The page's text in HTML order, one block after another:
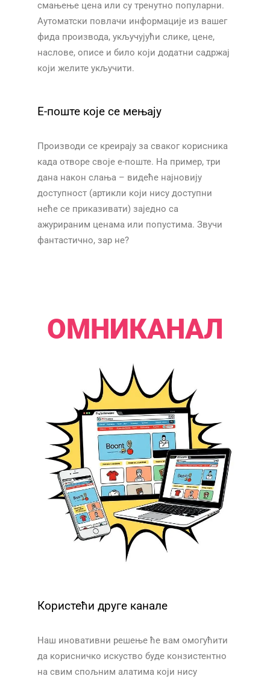
смањење цена или су тренутно популарни.
Аутоматски повлачи информације из вашег
фида производа, укључујући слике, цене,
наслове, описе и било који додатни садржај
који желите укључити.​​
Е-поште које се мењају
Производи се креирају за сваког корисника
када отворе своје е-поште. На пример, три
дана након слања – видеће најновију
доступност (артикли који нису доступни
неће се приказивати) заједно са
ажурираним ценама или попустима. Звучи
фантастично, зар не?​​
ОМНИКАНАЛ​​
Користећи друге канале
Наш иновативни решење ће вам омогућити
да корисничко искуство буде конзистентно
на свим спољним алатима који нису